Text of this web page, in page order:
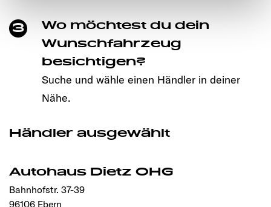
den störungsfreien Betrieb der Webseite und die
Ermöglichung der Seitennavigation erforderlich sind.
3
Wo möchtest du dein
Wunschfahrzeug
besichtigen?
Suche und wähle einen Händler in deiner
Nähe.
Händler ausgewählt
Autohaus Dietz OHG
Bahnhofstr. 37-39
96106 Ebern